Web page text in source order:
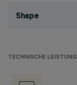
Shape
TECHNISCHE LEISTUNG